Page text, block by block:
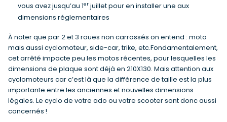
vous avez jusqu’au 1er juillet pour en installer une aux
dimensions réglementaires
À noter que par 2 et 3 roues non carrossés on entend : moto
mais aussi cyclomoteur, side-car, trike, etc.Fondamentalement,
cet arrêté impacte peu les motos récentes, pour lesquelles les
dimensions de plaque sont déjà en 210X130. Mais attention aux
cyclomoteurs car c’est là que la différence de taille est la plus
importante entre les anciennes et nouvelles dimensions
légales. Le cyclo de votre ado ou votre scooter sont donc aussi
concernés !